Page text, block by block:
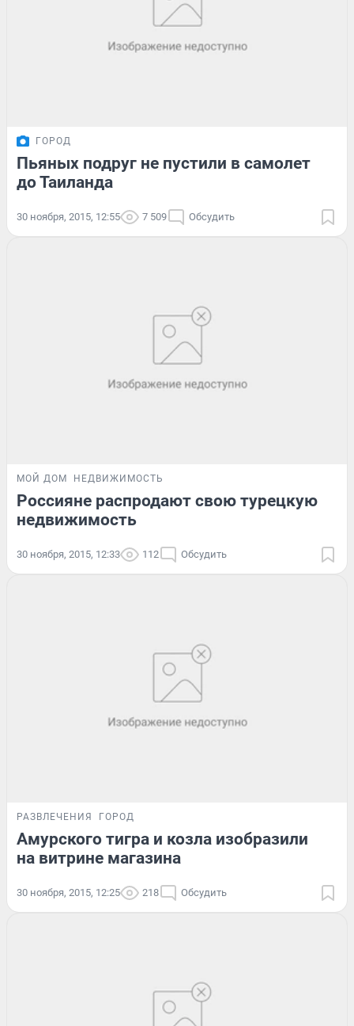
ГОРОД
Пьяных подруг не пустили в самолет
до Таиланда
30 ноября, 2015, 12:55 7 509 Обсудить
МОЙ ДОМ НЕДВИЖИМОСТЬ
Россияне распродают свою турецкую
недвижимость
30 ноября, 2015, 12:33 112 Обсудить
РАЗВЛЕЧЕНИЯ ГОРОД
Амурского тигра и козла изобразили
на витрине магазина
30 ноября, 2015, 12:25 218 Обсудить